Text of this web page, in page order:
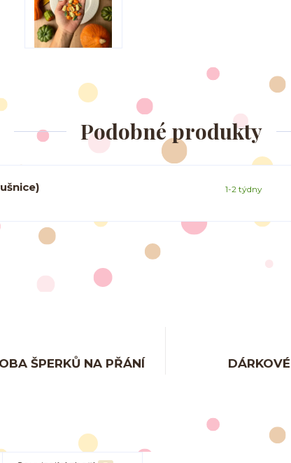
Podobné produkty
1-2 týdny
ŠPERKŮ NA PŘÁNÍ